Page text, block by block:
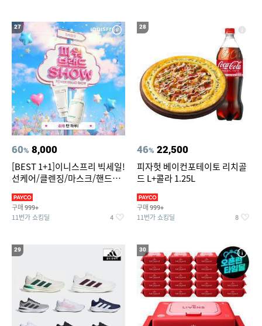
27
60% 8,000
[BEST 1+1]이니스프리 빅세일!
선케어/클렌징/마스크/핸드크
구매 999+
11번가 쇼킹딜 4
28
46% 22,500
피자헛 베이컨포테이토 리치골
드 L+콜라 1.25L
구매 999+
11번가 쇼킹딜 8
29 30